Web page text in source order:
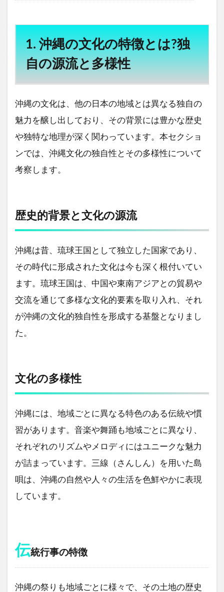
1. 沖縄の文化の特徴とは?独
自の源流と多様性
沖縄の文化は、他の日本の地域とは異なる独自の
魅力を醸し出しており、その背景には豊かな歴史
や独特な地理が深く関わっています。本セクショ
ンでは、沖縄文化の独自性とその多様性について
考察します。
歴史的背景と文化の源流
沖縄は昔、琉球王国として独立した国家であり、
その時代に形成された文化は今も深く根付いてい
ます。琉球王国は、中国や東南アジアとの貿易や
交流を通じて多様な文化的要素を取り入れ、それ
が沖縄の文化的独自性を形成する基盤となりまし
た。
文化の多様性
沖縄には、地域ごとに異なる特色のある伝統や慣
習があります。音楽や舞踊も地域ごとに異なり、
それぞれのリズムやメロディにはユニークな魅力
が詰まっています。三線（さんしん）を用いた島
唄は、沖縄の自然や人々の生活を色鮮やかに表現
しています。
伝統行事の特徴
沖縄の祭りも地域ごとに様々で、その土地の歴史